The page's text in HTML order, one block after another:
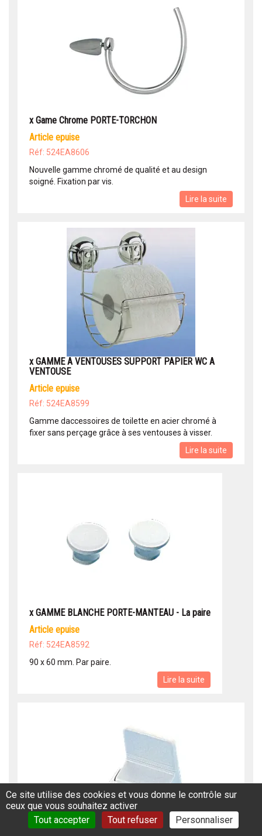
x Game Chrome PORTE-TORCHON
article epuise
Réf: 524EA8606
Nouvelle gamme chromé de qualité et au design
soigné. Fixation par vis.
Lire la suite
x GAMME A VENTOUSES SUPPORT PAPIER WC A
VENTOUSE
article epuise
Réf: 524EA8599
Gamme daccessoires de toilette en acier chromé à
fixer sans perçage grâce à ses ventouses à visser.
Lire la suite
x GAMME BLANCHE PORTE-MANTEAU - La paire
article epuise
Réf: 524EA8592
90 x 60 mm. Par paire.
Lire la suite
Ce site utilise des cookies et vous donne le contrôle sur
ceux que vous souhaitez activer
Tout accepter
Tout refuser Personnaliser